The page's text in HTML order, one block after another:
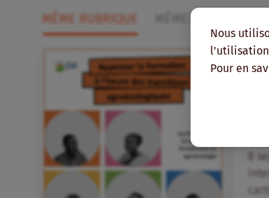
Nous
l'utilisation
Pour en
MÊME RUBRIQUE MÊMES THÉMATIQUES